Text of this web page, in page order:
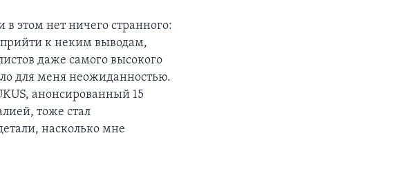
этом нет ничего странного:
к неким выводам,
даже самого высокого
для меня неожиданностью.
анонсированный 15
тоже стал
насколько мне